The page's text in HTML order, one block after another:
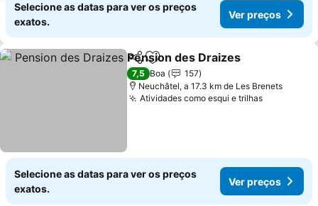
Selecione as datas para ver os preços
exatos.
Ver preços
PartilharAdicionar aos favoritos
Pension des Draizes
7,5 Boa
157
Neuchâtel, a 17.3 km de Les Brenets
Atividades como esqui e trilhasVer
Selecione as datas para ver os preços
exatos.
Ver preços